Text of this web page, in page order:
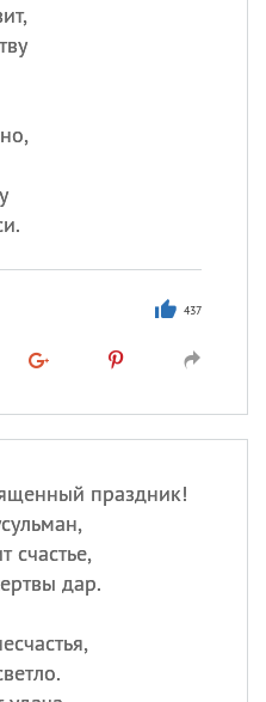
437
праздник!
счастье,
дар.